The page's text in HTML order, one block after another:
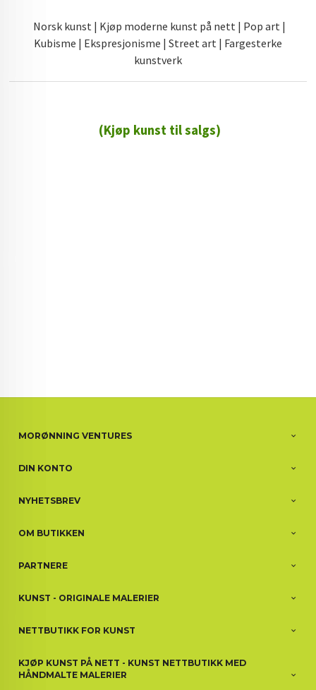
Norsk kunst | Kjøp moderne kunst på nett | Pop art |
Kubisme | Ekspresjonisme | Street art | Fargesterke
kunstverk
(Kjøp kunst til salgs)
MORØNNING VENTURES
DIN KONTO
NYHETSBREV
OM BUTIKKEN
PARTNERE
KUNST - ORIGINALE MALERIER
NETTBUTIKK FOR KUNST
KJØP KUNST PÅ NETT - KUNST NETTBUTIKK MED
HÅNDMALTE MALERIER